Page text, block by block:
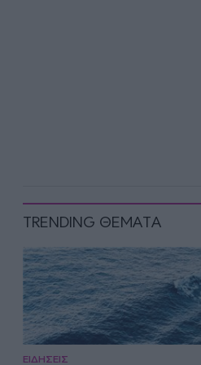
TRENDING ΘΕΜΑΤΑ
ΕΙΔΗΣΕΙΣ